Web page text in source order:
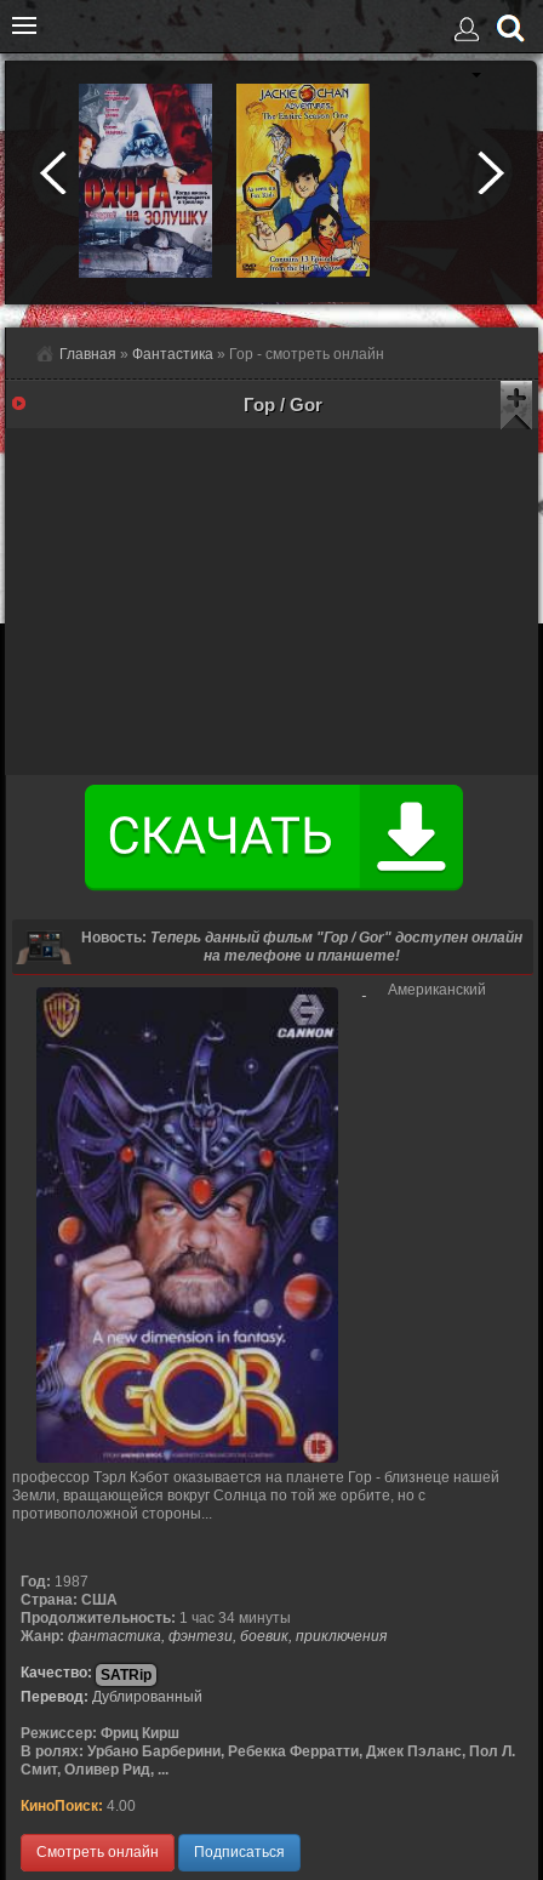
Главная »Фантастика » Гор - смотреть онлайн
Гор / Gor
Новость: Теперь данный фильм "Гор / Gor" доступен онлайн
на телефоне и планшете!
Американский
профессор Тэрл Кэбот оказывается на планете Гор - близнеце нашей
Земли, вращающейся вокруг Солнца по той же орбите, но с
противоположной стороны...
Год: 1987
Страна: США
Продолжительность: 1 час 34 минуты
Жанр: фантастика, фэнтези, боевик, приключения
Качество: SATRip
Перевод: Дублированный
Режиссер: Фриц Кирш
В ролях: Урбано Барберини, Ребекка Ферратти, Джек Пэланс, Пол Л.
Смит, Оливер Рид, ...
КиноПоиск: 4.00
Смотреть онлайн Подписаться